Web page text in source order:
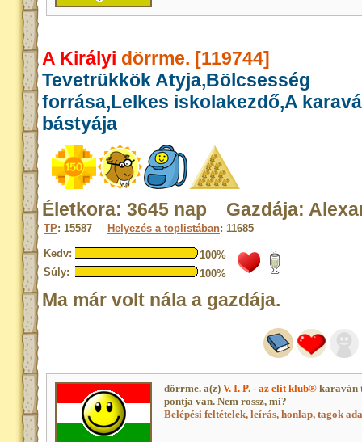
A Királyi dörrme. [119744]
Tevetrükkök Atyja,Bölcsesség
forrása,Lelkes iskolakezdő,A
bástyája
Életkora: 3645 nap Gazdája:
TP: 15587 Helyezés a toplistában: 11685
Kedv:
100%
Súly:
100%
Ma már volt nála a gazdája.
dörrme. a(z) V. I. P. - az elit klub® karaván
pontja van. Nem rossz, mi?
Belépési feltételek, leírás, honlap, tagok